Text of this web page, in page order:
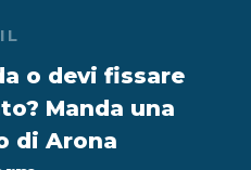
o devi fissare
Manda una
di Arona